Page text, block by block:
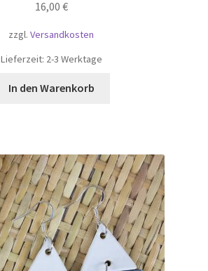
16,00 €
zzgl. Versandkosten
Lieferzeit: 2-3 Werktage
In den Warenkorb